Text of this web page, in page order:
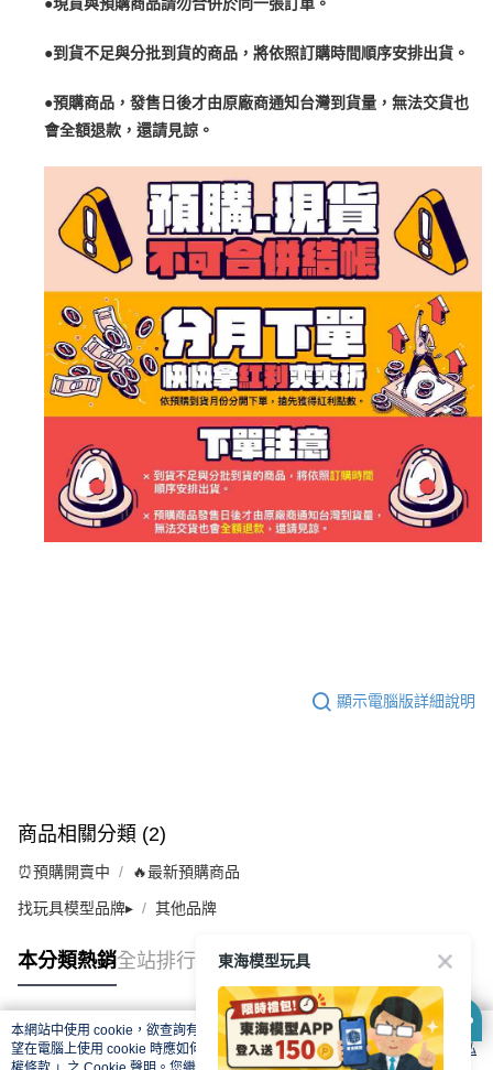
●到貨不足與分批到貨的商品，將依照訂購時間順序安排出貨。
●預購商品，發售日後才由原廠商通知台灣到貨量，無法交貨也
會全額退款，還請見諒。
顯示電腦版詳細說明
商品相關分類 (2)
⏰預購開賣中 🔥最新預購商品
找玩具模型品牌▸ 其他品牌
本分類熱銷全站排行
熱門標籤
本網站中使用 cookie，欲查詢有關本網站使用 cookie 方式之詳情，及若您不希
望在電腦上使用 cookie 時應如何變更電腦的 cookie 設定，請參閱本網站「
隱私
東海模型玩具